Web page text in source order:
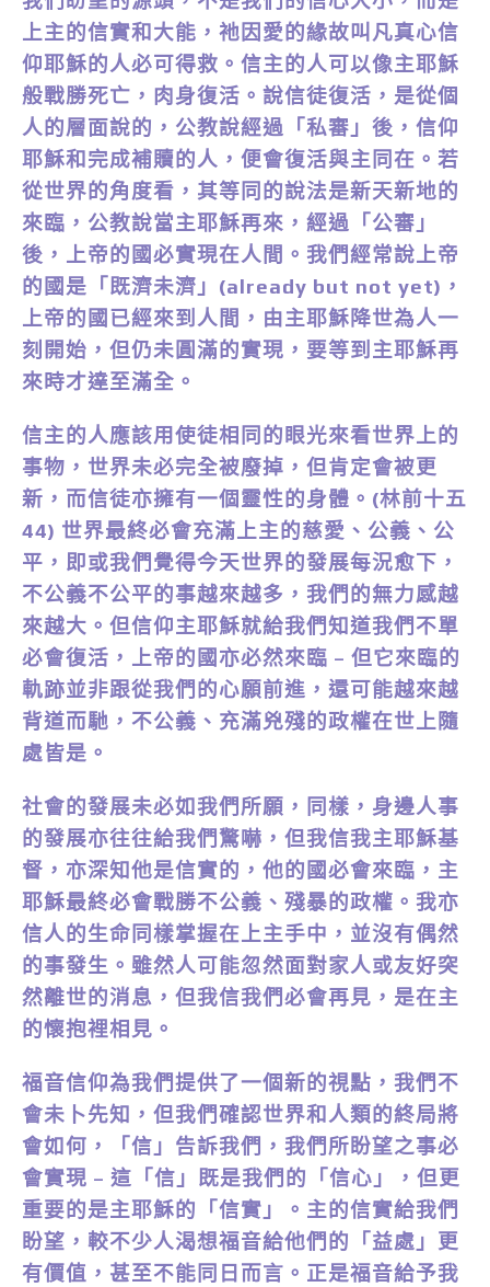
上主的信實和大能，祂因愛的緣故叫凡真心信
仰耶穌的人必可得救。信主的人可以像主耶穌
般戰勝死亡，肉身復活。說信徒復活，是從個
人的層面說的，公教說經過「私審」後，信仰
耶穌和完成補贖的人，便會復活與主同在。若
從世界的角度看，其等同的說法是新天新地的
來臨，公教說當主耶穌再來，經過「公審」
後，上帝的國必實現在人間。我們經常說上帝
的國是「既濟未濟」(already but not yet)，
上帝的國已經來到人間，由主耶穌降世為人一
刻開始，但仍未圓滿的實現，要等到主耶穌再
來時才達至滿全。
信主的人應該用使徒相同的眼光來看世界上的
事物，世界未必完全被廢掉，但肯定會被更
新，而信徒亦擁有一個靈性的身體。(林前十五
44) 世界最終必會充滿上主的慈愛、公義、公
平，即或我們覺得今天世界的發展每況愈下，
不公義不公平的事越來越多，我們的無力感越
來越大。但信仰主耶穌就給我們知道我們不單
必會復活，上帝的國亦必然來臨 – 但它來臨的
軌跡並非跟從我們的心願前進，還可能越來越
背道而馳，不公義、充滿兇殘的政權在世上隨
處皆是。
社會的發展未必如我們所願，同樣，身邊人事
的發展亦往往給我們驚嚇，但我信我主耶穌基
督，亦深知他是信實的，他的國必會來臨，主
耶穌最終必會戰勝不公義、殘暴的政權。我亦
信人的生命同樣掌握在上主手中，並沒有偶然
的事發生。雖然人可能忽然面對家人或友好突
然離世的消息，但我信我們必會再見，是在主
的懷抱裡相見。
福音信仰為我們提供了一個新的視點，我們不
會未卜先知，但我們確認世界和人類的終局將
會如何，「信」告訴我們，我們所盼望之事必
會實現 – 這「信」既是我們的「信心」，但更
重要的是主耶穌的「信實」。主的信實給我們
盼望，較不少人渴想福音給他們的「益處」更
有價值，甚至不能同日而言。正是福音給予我